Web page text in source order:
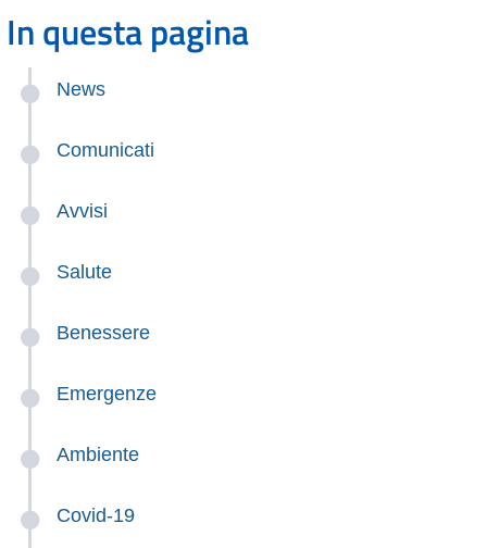
In questa pagina
News
Comunicati
Avvisi
Salute
Benessere
Emergenze
Ambiente
Covid-19